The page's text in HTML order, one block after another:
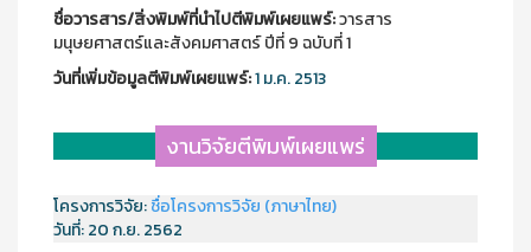
ชื่อวารสาร/สิ่งพิมพ์ที่นำไปตีพิมพ์เผยแพร์:วารสาร
มนุษยศาสตร์และสังคมศาสตร์ ปีที่ 9 ฉบับที่ 1
วันที่เพิ่มข้อมูลตีพิมพ์เผยแพร์:1 ม.ค. 2513
งานวิจัยตีพิมพ์เผยแพร่
โครงการวิจัย:ชื่อโครงการวิจัย (ภาษาไทย)
วันที่:20 ก.ย. 2562